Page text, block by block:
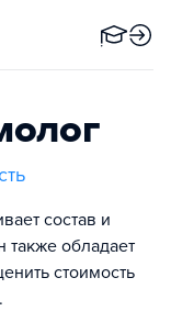
состав и
обладает
стоимость